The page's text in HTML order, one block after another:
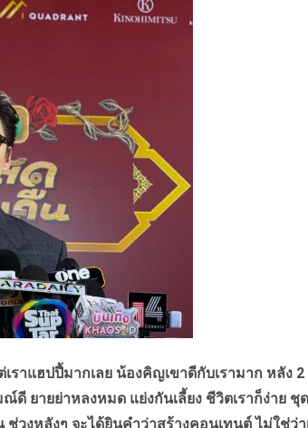
าแฮปปี้มากเลย น้องคิญเขาดีกับเรามาก หลัง 2
ดี ยายย่าหลงหมด แย่งกันเลี้ยง ชีวิตเราก็ง่าย ชุ
วงหลังๆ จะได้ยินคำว่าสร้างคอนเทนต์ ไม่ใช่ว่า